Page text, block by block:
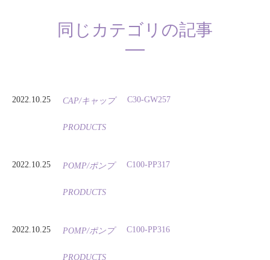
同じカテゴリの記事
2022.10.25 CAP/キャップ
PRODUCTS
C30-GW257
2022.10.25 POMP/ポンプ
PRODUCTS
C100-PP317
2022.10.25 POMP/ポンプ
PRODUCTS
C100-PP316